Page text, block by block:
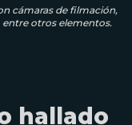
cámaras de filmación,
otros elementos.
hallado